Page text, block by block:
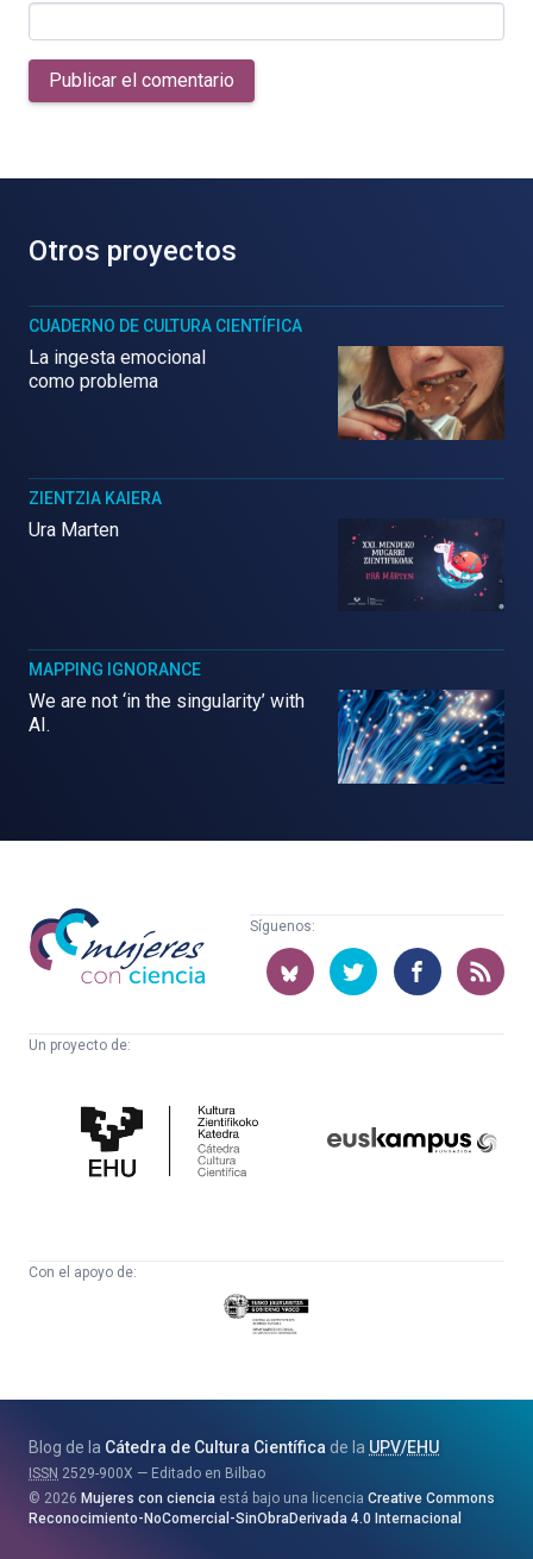
Publicar el comentario
Otros proyectos
CUADERNO DE CULTURA CIENTÍFICA
La ingesta emocional
como problema
ZIENTZIA KAIERA
Ura Marten
MAPPING IGNORANCE
We are not ‘in the singularity’ with
AI.
Mujeres
con
ciencia
Síguenos:
Un proyecto de:
Cultura
Científica
Con el apoyo de:
Eusko
Jaurlaritza
eta
Berrikuntza
Saila
Blog de la Cátedra de Cultura Científica de la UPV/EHU
ISSN 2529-900X
Editado en Bilbao
2026 Mujeres con ciencia está bajo una licencia Creative Commons
Reconocimiento-NoComercial-SinObraDerivada 4.0 Internacional